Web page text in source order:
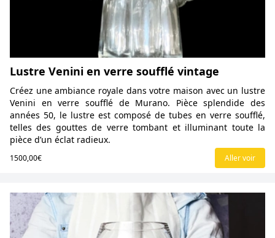
Lustre Venini en verre soufflé vintage
Créez une ambiance royale dans votre maison avec un lustre
Venini en verre soufflé de Murano. Pièce splendide des
années 50, le lustre est composé de tubes en verre soufflé,
telles des gouttes de verre tombant et illuminant toute la
pièce d’un éclat radieux.
1500,00€ Aller voir